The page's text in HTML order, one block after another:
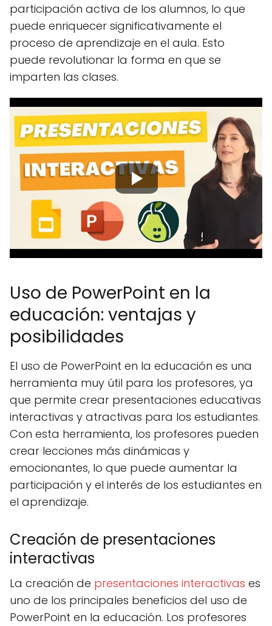
participación activa de los alumnos, lo que
puede enriquecer significativamente el
proceso de aprendizaje en el aula. Esto
puede revolutionar la forma en que se
imparten las clases.
Uso de PowerPoint en la
educación: ventajas y
posibilidades
El uso de PowerPoint en la educación es una
herramienta muy útil para los profesores, ya
que permite crear presentaciones educativas
interactivas y atractivas para los estudiantes.
Con esta herramienta, los profesores pueden
crear lecciones más dinámicas y
emocionantes, lo que puede aumentar la
participación y el interés de los estudiantes en
el aprendizaje.
Creación de presentaciones
interactivas
La creación de presentaciones interactivas es
uno de los principales beneficios del uso de
PowerPoint en la educación. Los profesores